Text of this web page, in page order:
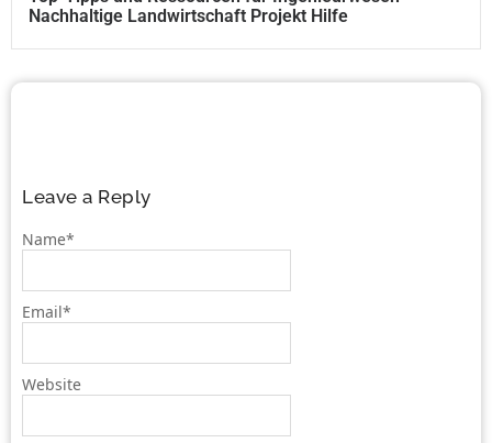
Nachhaltige Landwirtschaft Projekt Hilfe
Leave a Reply
Name*
Email*
Website